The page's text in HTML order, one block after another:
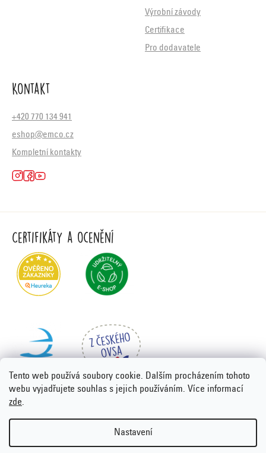
Tento web používá soubory cookie. Dalším procházením tohoto
webu vyjadřujete souhlas s jejich používáním. Více informací
zde.
Nastavení
Výrobní závody
Certifikace
Pro dodavatele
Kontakt
+420 770 134 941
eshop@emco.cz
Kompletní kontakty
Certifikáty a ocenění
Vytvořil Shoptet Premium